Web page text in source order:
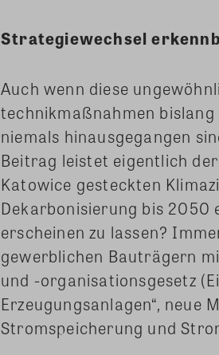
Strategiewechsel
Auch wenn diese
technikmaßnahmen
niemals hinausgegangen
Beitrag leistet eigentlich
Katowice gesteckten
Dekarbonisierung bis
erscheinen zu lassen?
gewerblichen Bauträgern
und -organisationsgesetz
Erzeugungsanlagen“,
Stromspeicherung und